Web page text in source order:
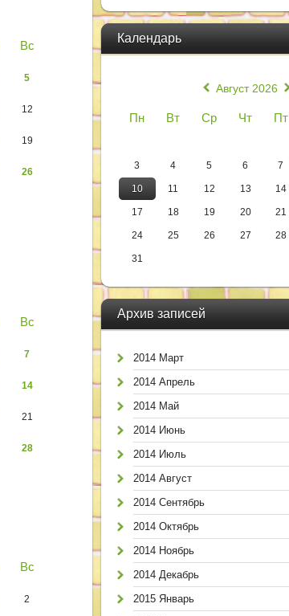
Вс
5
12
19
26
Вс
7
14
21
28
Вс
2
Календарь
Август 2026
Пн Вт Ср Чт Пт
3 4 5 6 7
10 11 12 13 14
17 18 19 20 21
24 25 26 27 28
31
Архив записей
2014 Март
2014 Апрель
2014 Май
2014 Июнь
2014 Июль
2014 Август
2014 Сентябрь
2014 Октябрь
2014 Ноябрь
2014 Декабрь
2015 Январь